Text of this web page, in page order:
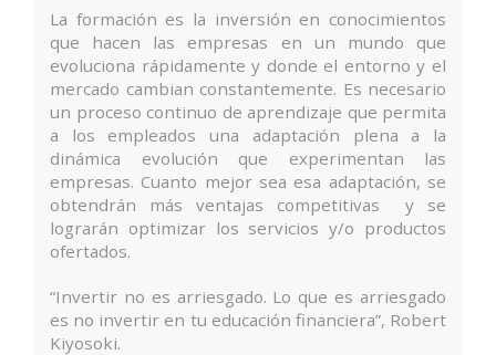
La formación es la inversión en conocimientos
que hacen las empresas en un mundo que
evoluciona rápidamente y donde el entorno y el
mercado cambian constantemente. Es necesario
un proceso continuo de aprendizaje que permita
a los empleados una adaptación plena a la
dinámica evolución que experimentan las
empresas. Cuanto mejor sea esa adaptación, se
obtendrán más ventajas competitivas y se
lograrán optimizar los servicios y/o productos
ofertados.
“Invertir no es arriesgado. Lo que es arriesgado
es no invertir en tu educación financiera”, Robert
Kiyosoki.